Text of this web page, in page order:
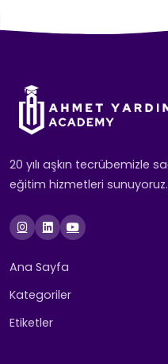
20 yılı aşkın tecrübemizle
eğitim hizmetleri sunuyoruz.
Ana Sayfa
Kategoriler
Etiketler